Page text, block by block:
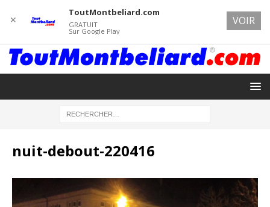
nuit-debout-220416
✕
ToutMontbeliard.com
GRATUIT
Sur Google Play
VOIR